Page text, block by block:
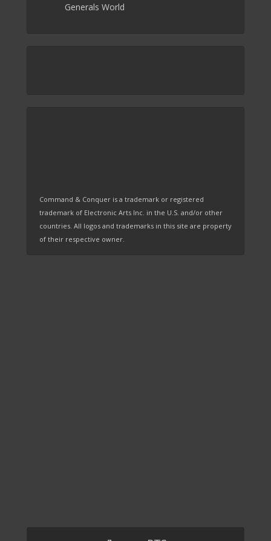
Generals World
Command & Conquer is a trademark or registered
trademark of Electronic Arts Inc. in the U.S. and/or other
countries. All logos and trademarks in this site are property
of their respective owner.